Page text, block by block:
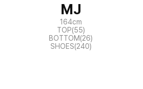
MJ
164cm
TOP(55)
BOTTOM(26)
SHOES(240)